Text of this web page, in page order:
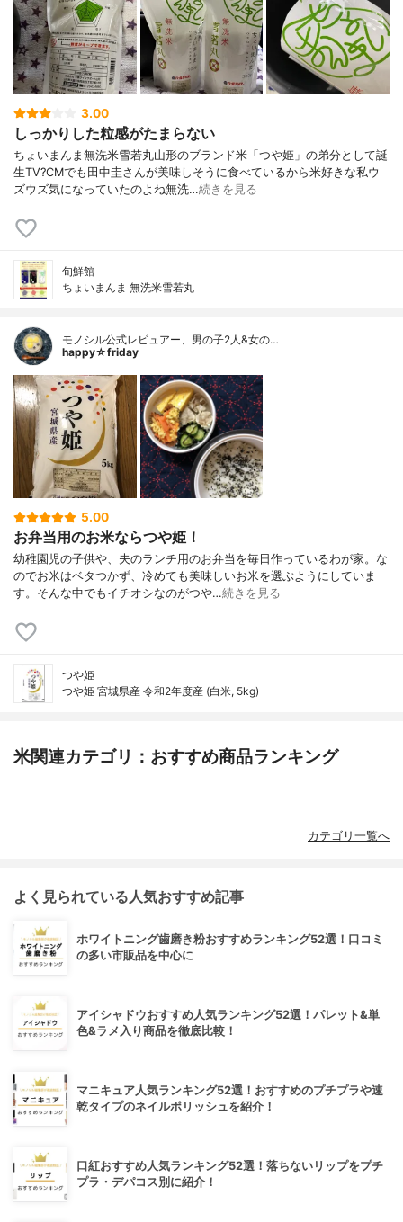
3.00
しっかりした粒感がたまらない
ちょいまんま無洗米雪若丸山形のブランド米「つや姫」の弟分として誕
生TV?CMでも田中圭さんが美味しそうに食べているから米好きな私ウ
ズウズ気になっていたのよね無洗…続きを見る
旬鮮館
ちょいまんま 無洗米雪若丸
モノシル公式レビュアー、男の子2人&女の…
happy☆friday
5.00
お弁当用のお米ならつや姫！
幼稚園児の子供や、夫のランチ用のお弁当を毎日作っているわが家。な
のでお米はベタつかず、冷めても美味しいお米を選ぶようにしていま
す。そんな中でもイチオシなのがつや…続きを見る
つや姫
つや姫 宮城県産 令和2年度産 (白米, 5kg)
米関連カテゴリ：おすすめ商品ランキング
カテゴリ一覧へ
よく見られている人気おすすめ記事
ホワイトニング歯磨き粉おすすめランキング52選！口コミ
の多い市販品を中心に
アイシャドウおすすめ人気ランキング52選！パレット&単
色&ラメ入り商品を徹底比較！
マニキュア人気ランキング52選！おすすめのプチプラや速
乾タイプのネイルポリッシュを紹介！
口紅おすすめ人気ランキング52選！落ちないリップをプチ
プラ・デパコス別に紹介！